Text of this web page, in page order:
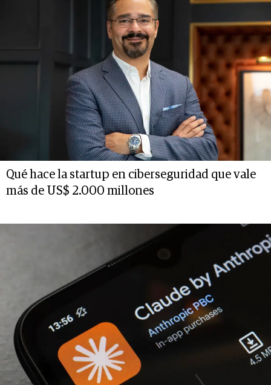
Qué hace la startup en ciberseguridad que vale
más de US$ 2.000 millones